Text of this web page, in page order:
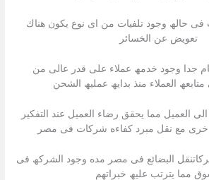
فى حالھ وجود تلفیات من اى نوع یكون ھناك
تعویض عن الخسائر
جدا وجود خدمھ عملاء على قدر عالى من
متابعھ العملاء منذ بدایھ عملیھ الشحن
العمیل مما یحقق رضاء العمیل عند التفكیر
مع نقل مبرد كفاءه شركات فى مصر
البضائع فى مصر مده وجود الشركھ فى
مما یترتب علیھ خبراتھم